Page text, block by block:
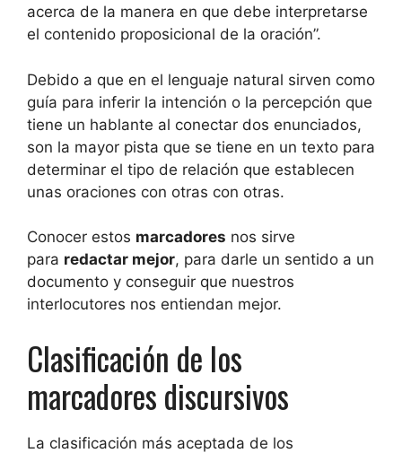
acerca de la manera en que debe interpretarse
el contenido proposicional de la oración”.
Debido a que en el lenguaje natural sirven como
guía para inferir la intención o la percepción que
tiene un hablante al conectar dos enunciados,
son la mayor pista que se tiene en un texto para
determinar el tipo de relación que establecen
unas oraciones con otras con otras.
Conocer estos marcadores nos sirve
para redactar mejor, para darle un sentido a un
documento y conseguir que nuestros
interlocutores nos entiendan mejor.
Clasificación de los
marcadores discursivos
La clasificación más aceptada de los